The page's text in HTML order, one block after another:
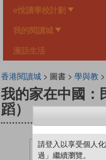
e悅讀學校計劃
我的閱讀城
漫話生活
香港閱讀城> 圖書 > 學與教 >
我的家在中國：
蹈）
請登入以享受個人
過」繼續瀏覽。